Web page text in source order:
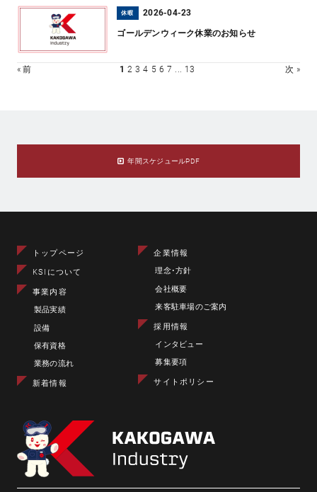
休暇 2026-04-23
ゴールデンウィーク休業のお知らせ
« 前 1 2 3 4 5 6 7 ... 13 次 »
年間スケジュールPDF
トップページ
KSIについて
事業内容
製品実績
設備
保有資格
業務の流れ
新着情報
企業情報
理念･方針
会社概要
来客駐車場のご案内
採用情報
インタビュー
募集要項
サイトポリシー